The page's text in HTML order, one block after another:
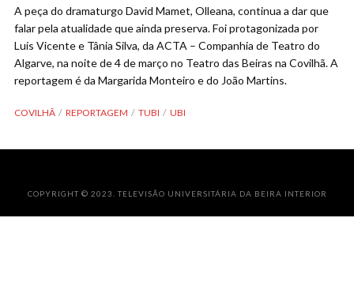
A peça do dramaturgo David Mamet, Olleana, continua a dar que
falar pela atualidade que ainda preserva. Foi protagonizada por
Luís Vicente e Tânia Silva, da ACTA – Companhia de Teatro do
Algarve, na noite de 4 de março no Teatro das Beiras na Covilhã. A
reportagem é da Margarida Monteiro e do João Martins.
COVILHÃ REPORTAGEM TUBI UBI
COPYRIGHT © 2023. TELEVISÃO UNIVERSITÁRIA DA BEIRA INTERIOR